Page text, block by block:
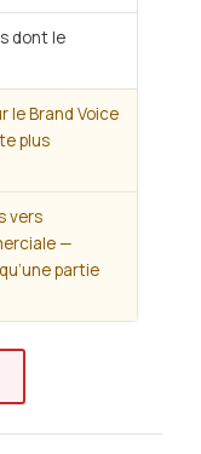
dont le
le Brand Voice
plus
vers
—
partie